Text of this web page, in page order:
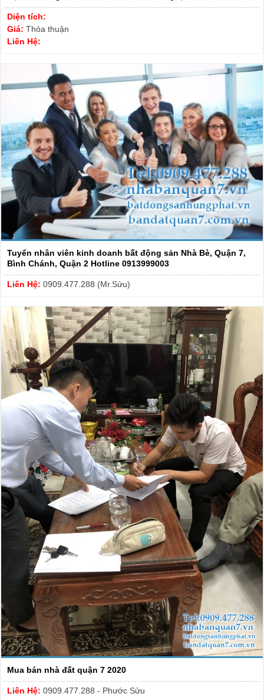
Diện tích:
Giá: Thỏa thuận
Liên Hệ:
Tuyển nhân viên kinh doanh bất động sản Nhà Bè, Quận 7,
Bình Chánh, Quận 2 Hotline 0913999003
Liên Hệ: 0909.477.288 (Mr.Sửu)
Mua bán nhà đất quận 7 2020
Liên Hệ: 0909.477.288 - Phước Sửu